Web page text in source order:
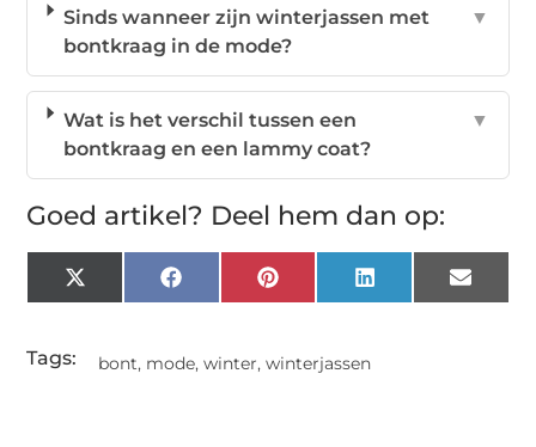
Sinds wanneer zijn winterjassen met
bontkraag in de mode?
▼
Wat is het verschil tussen een
bontkraag en een lammy coat?
▼
Goed artikel? Deel hem dan op:
X
(Twitter)
FacebookPinterestLinkedIn Email
Tags: bont, mode,winter,winterjassen